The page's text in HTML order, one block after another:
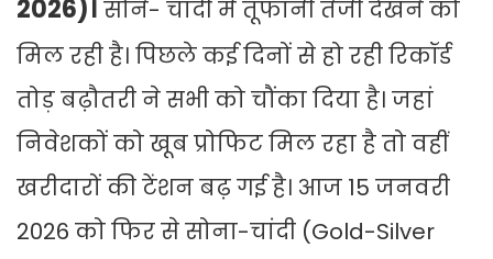
2026)। सोने- चांदी में तूफानी तेजी देखने को
मिल रही है। पिछले कई दिनों से हो रही रिकॉर्ड
तोड़ बढ़ौतरी ने सभी को चौंका दिया है। जहां
निवेशकों को खूब प्रोफिट मिल रहा है तो वहीं
खरीदारों की टेंशन बढ़ गई है। आज 15 जनवरी
2026 को फिर से सोना-चांदी (Gold-Silver